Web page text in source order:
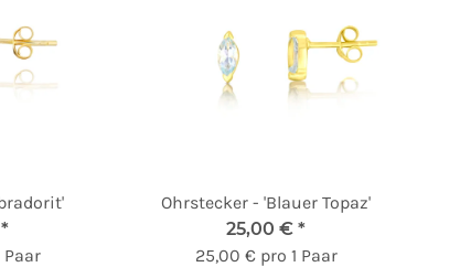
*
Paar
Ohrstecker - 'Blauer Topaz'
25,00 € *
25,00 € pro 1 Paar